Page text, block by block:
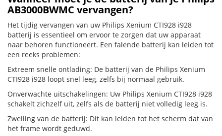
AB3000BWMC vervangen?
Het tijdig vervangen van uw Philips Xenium CTI928 i928
batterij is essentieel om ervoor te zorgen dat uw apparaat
naar behoren functioneert. Een falende batterij kan leiden tot
een reeks problemen:
Extreem snelle ontlading: De batterij van de Philips Xenium
CTI928 i928 loopt snel leeg, zelfs bij normaal gebruik.
Onverwachte uitschakelingen: Uw Philips Xenium CTI928 i928
schakelt zichzelf uit, zelfs als de batterij niet volledig leeg is.
Zwelling van de batterij: Dit kan leiden tot het scherm dat van
het frame wordt geduwd.